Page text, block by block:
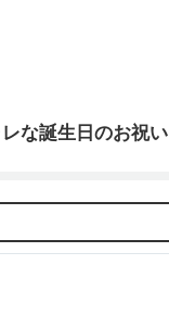
な誕生日のお祝い